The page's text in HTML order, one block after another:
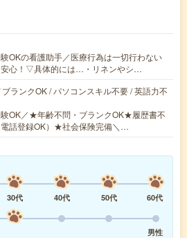
OKの看護助手／医療行為は一切行わない
安心！▽具体的には…・リネンやシ…
ランクOK / パソコンスキル不要 / 英語力不
OK／★年齢不問・ブランクOK★履歴書不
話登録OK）★社会保険完備＼…
30代 40代 50代
60代
男性